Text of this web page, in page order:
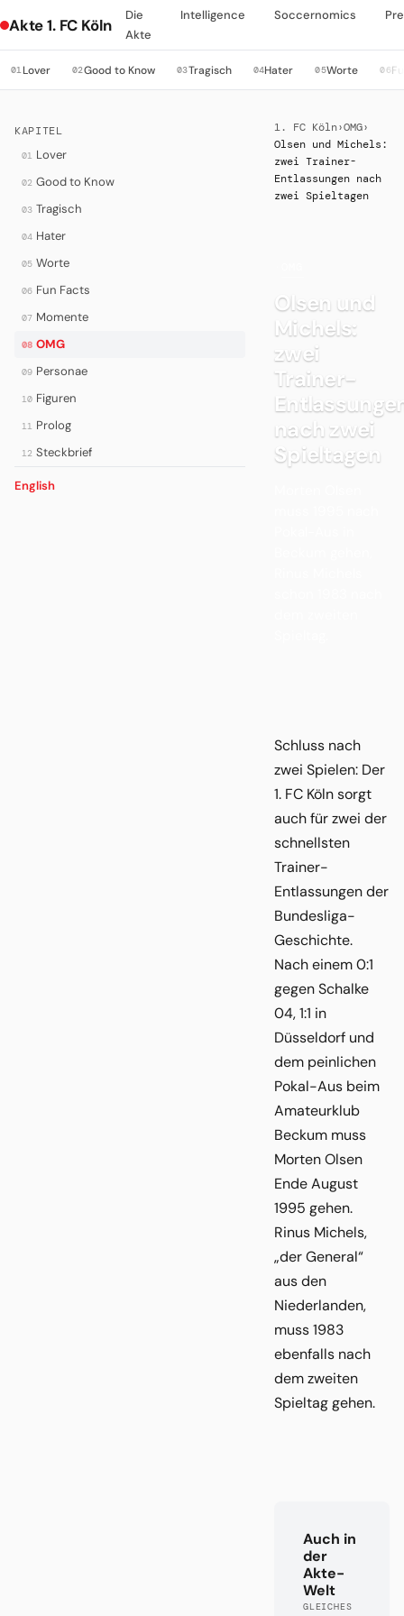
Akte 1. FC Köln
Die
Akte
Intelligence Soccernomics
01Lover 02Good to Know 03Tragisch 04Hater 05Worte 06
KAPITEL
01 Lover
02 Good to Know
03 Tragisch
04 Hater
05 Worte
06 Fun Facts
07 Momente
08 OMG
09 Personae
10 Figuren
11 Prolog
12 Steckbrief
English
1. FC Köln›OMG›
Olsen und Michels:
zwei Trainer-
Entlassungen nach
zwei Spieltagen
Olsen und
Michels:
zwei
Trainer-
nach zwei
Spieltagen
Schluss nach
zwei Spielen: Der
1. FC Köln sorgt
auch für zwei der
schnellsten
Trainer-
Entlassungen der
Bundesliga-
Geschichte.
Nach einem 0:1
gegen Schalke
04, 1:1 in
Düsseldorf und
dem peinlichen
Pokal-Aus beim
Amateurklub
Beckum muss
Morten Olsen
Ende August
1995 gehen.
Rinus Michels,
„der General“
aus den
Niederlanden,
muss 1983
ebenfalls nach
dem zweiten
Spieltag gehen.
Auch in
der
Akte-
Welt
GLEICHES